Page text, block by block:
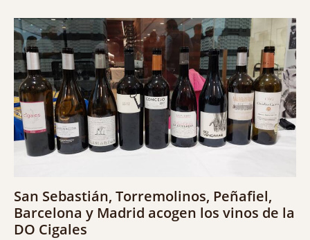
San Sebastián, Torremolinos, Peñafiel,
Barcelona y Madrid acogen los vinos de la
DO Cigales